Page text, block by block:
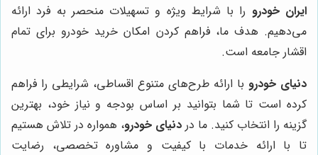
ایران خودرو را با شرایط ویژه و تسهیلات منحصر به فرد ارائه
می‌دهیم. هدف ما، فراهم کردن امکان خرید خودرو برای تمام
اقشار جامعه است.
دنیای خودرو با ارائه طرح‌های متنوع اقساطی، شرایطی را فراهم
کرده است تا شما بتوانید بر اساس بودجه و نیاز خود، بهترین
گزینه را انتخاب کنید. ما در دنیای خودرو، همواره در تلاش هستیم
تا با ارائه خدمات با کیفیت و مشاوره تخصصی، رضایت